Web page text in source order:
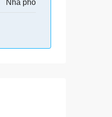
Nhà phố